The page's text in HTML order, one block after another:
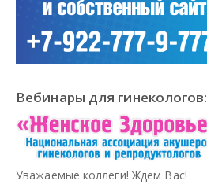
Вебинары для гинекологов:
Уважаемые коллеги! Ждем Вас!